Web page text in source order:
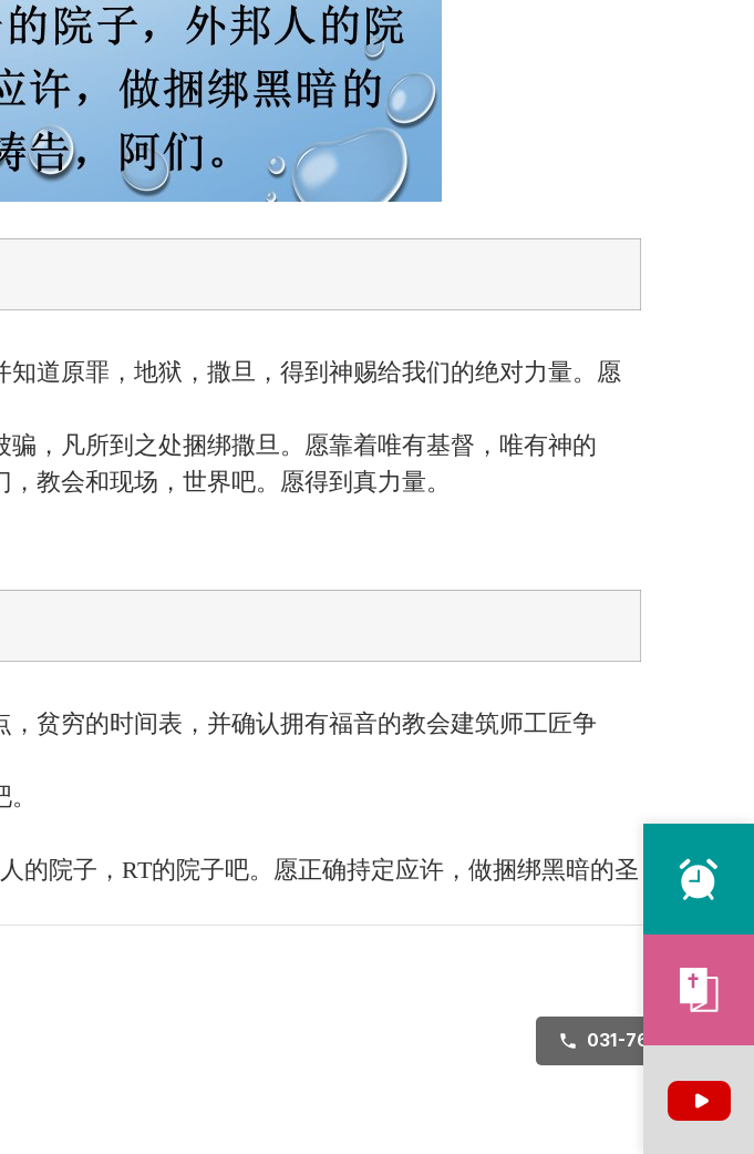
道原罪，地狱，撒旦，得到神赐给我们的绝对力量。愿
，凡所到之处捆绑撒旦。愿靠着唯有基督，唯有神的
教会和现场，世界吧。愿得到真力量。
贫穷的时间表，并确认拥有福音的教会建筑师工匠争
的院子，RT的院子吧。愿正确持定应许，做捆绑黑暗的圣
031-767-8771